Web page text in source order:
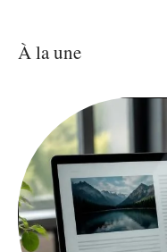
À la une